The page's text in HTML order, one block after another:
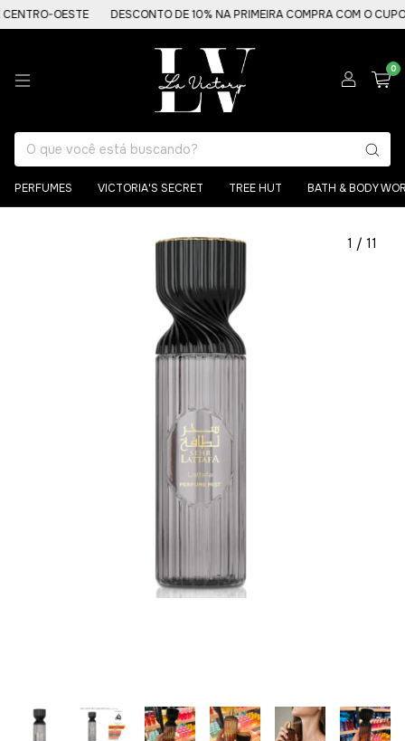
OESTE DESCONTO DE 10% NA PRIMEIRA COMPRA COM O
0
PERFUMES VICTORIA'S SECRET TREE HUT BATH & BODY
1 / 11